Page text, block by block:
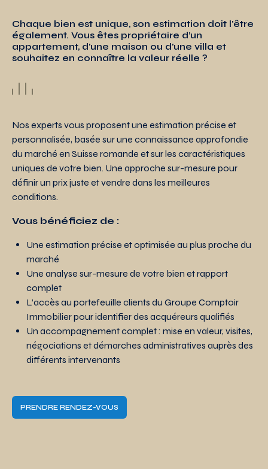
Chaque bien est unique, son estimation doit l'être
également. Vous êtes propriétaire d’un
appartement, d’une maison ou d’une villa et
souhaitez en connaître la valeur réelle ?
Nos experts vous proposent une estimation précise et
personnalisée, basée sur une connaissance approfondie
du marché en Suisse romande et sur les caractéristiques
uniques de votre bien. Une approche sur-mesure pour
définir un prix juste et vendre dans les meilleures
conditions.
Vous bénéficiez de :
Une estimation précise et optimisée au plus proche du
marché
Une analyse sur-mesure de votre bien et rapport
complet
L’accès au portefeuille clients du Groupe Comptoir
Immobilier pour identifier des acquéreurs qualifiés
Un accompagnement complet : mise en valeur, visites,
négociations et démarches administratives auprès des
différents intervenants
PRENDRE RENDEZ-VOUS